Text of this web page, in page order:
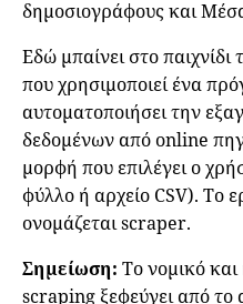
δημοσιογράφους και
Εδώ μπαίνει στο
που χρησιμοποιεί ένα
αυτοματοποιήσει την
δεδομένων από online
μορφή που επιλέγει ο
φύλλο ή αρχείο CSV). Το
ονομάζεται scraper.
Σημείωση: Το νομικό
scraping ξεφεύγει από το